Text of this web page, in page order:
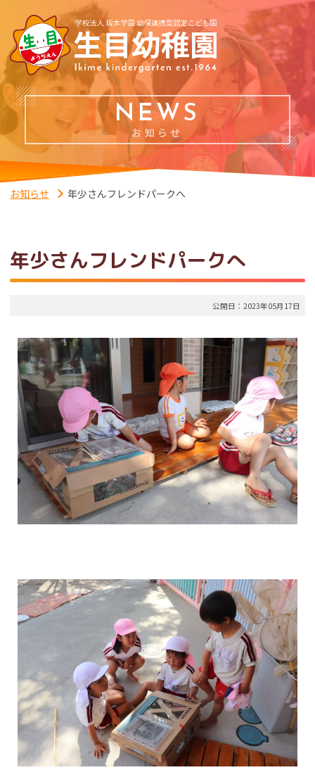
NEWS
お知らせ
お知らせ 年少さんフレンドパークへ
年少さんフレンドパークへ
公開日：2023年05月17日